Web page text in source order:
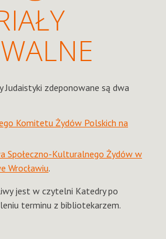
Judaistyki zdeponowane są dwa
Komitetu Żydów Polskich na
Społeczno-Kulturalnego Żydów w
Wrocławiu.
jest w czytelni Katedry po
terminu z bibliotekarzem.